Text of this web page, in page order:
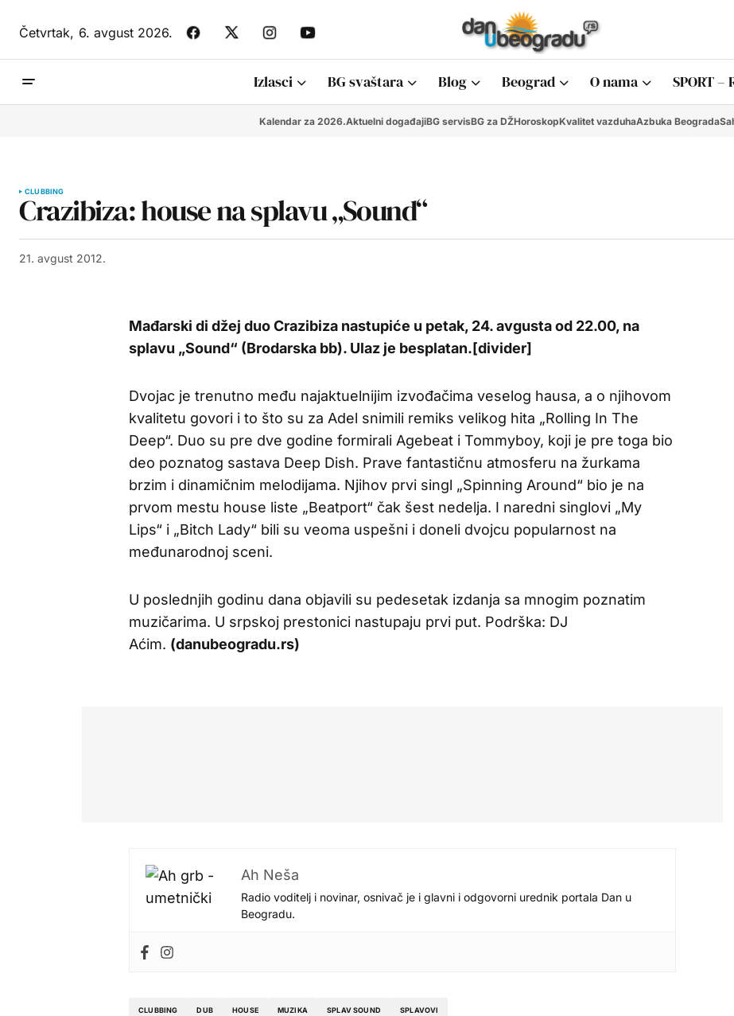
Četvrtak,6. avgust 2026.
Izlasci BG svaštara Blog Beograd O nama SPORT –
Kalendar za 2026.Aktuelni događajiBG servisBG za DŽHoroskopKvalitet vazduhaAzbuka Beograda
CLUBBING
Crazibiza: house na splavu „Sound“
21. avgust 2012.
Mađarski di džej duo Crazibiza nastupiće u petak, 24. avgusta od 22.00, na
splavu „Sound“ (Brodarska bb). Ulaz je besplatan.[divider]
Dvojac je trenutno među najaktuelnijim izvođačima veselog hausa, a o njihovom
kvalitetu govori i to što su za Adel snimili remiks velikog hita „Rolling In The
Deep“. Duo su pre dve godine formirali Agebeat i Tommyboy, koji je pre toga bio
deo poznatog sastava Deep Dish. Prave fantastičnu atmosferu na žurkama
brzim i dinamičnim melodijama. Njihov prvi singl „Spinning Around“ bio je na
prvom mestu house liste „Beatport“ čak šest nedelja. I naredni singlovi „My
Lips“ i „Bitch Lady“ bili su veoma uspešni i doneli dvojcu popularnost na
međunarodnoj sceni.
U poslednjih godinu dana objavili su pedesetak izdanja sa mnogim poznatim
muzičarima. U srpskoj prestonici nastupaju prvi put. Podrška: DJ
Aćim. (danubeogradu.rs)
Ah Neša
Radio voditelj i novinar, osnivač je i glavni i odgovorni urednik portala Dan u
Beogradu.
CLUBBING DUB HOUSE MUZIKA SPLAV SOUND SPLAVOVI